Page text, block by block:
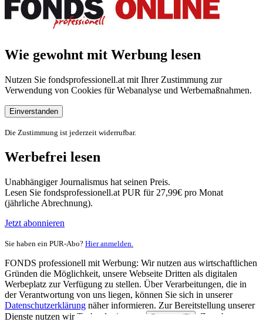
Wie gewohnt mit Werbung lesen
Nutzen Sie fondsprofessionell.at mit Ihrer Zustimmung zur
Verwendung von Cookies für Webanalyse und Werbemaßnahmen.
Einverstanden
Die Zustimmung ist jederzeit widerrufbar.
Werbefrei lesen
Unabhängiger Journalismus hat seinen Preis.
Lesen Sie fondsprofessionell.at PUR für 27,99€ pro Monat
(jährliche Abrechnung).
Jetzt abonnieren
Sie haben ein PUR-Abo? Hier anmelden.
FONDS professionell mit Werbung: Wir nutzen aus wirtschaftlichen
Gründen die Möglichkeit, unsere Webseite Dritten als digitalen
Werbeplatz zur Verfügung zu stellen. Über Verarbeitungen, die in
der Verantwortung von uns liegen, können Sie sich in unserer
Datenschutzerklärung näher informieren. Zur Bereitstellung unserer
Dienste nutzen wir Technologien von
Partnern (5)
. Zwecke: